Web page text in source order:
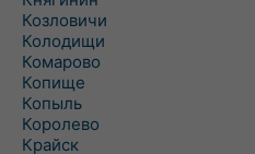
Козловичи
Колодищи
Комарово
Копище
Копыль
Королево
Крайск